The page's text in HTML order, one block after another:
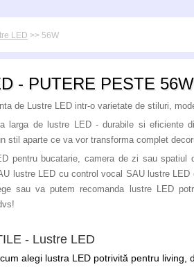
LED >> 56W
- PUTERE PESTE 56W
de Lustre LED intr-o varietate de stiluri,
larga de lustre LED - durabile si eficiente
stil aparte ce va vor transforma complet
pentru bucatarie, camera de zi sau spatiul
lustre LED cu control vocal SAU lustre LED
sau va putem recomanda lustre LED
- Lustre LED
alegi lustra LED potrivită pentru living,